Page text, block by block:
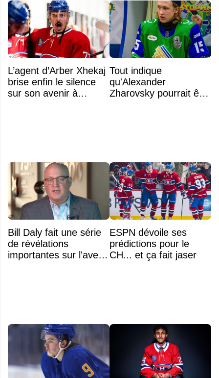
L’agent d’Arber Xhekaj
brise enfin le silence
sur son avenir à
Tout indique
qu'Alexander
Zharovsky pourrait être
Bill Daly fait une série
de révélations
importantes sur l'avenir
ESPN dévoile ses
prédictions pour le
CH... et ça fait jaser